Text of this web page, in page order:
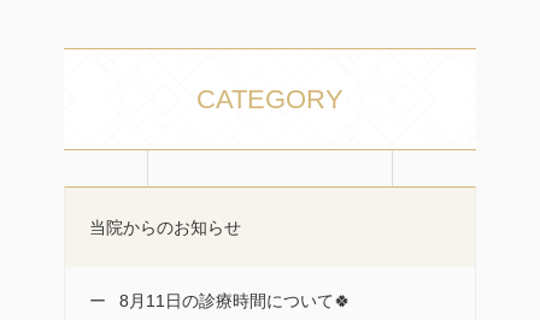
CATEGORY
当院からのお知らせ
8月11日の診療時間について🍀